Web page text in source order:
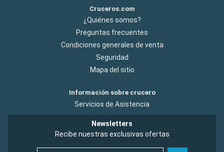
Cruceros.com
¿Quiénes somos?
Preguntas frecuentes
Condiciones generales de venta
Seguridad
Mapa del sitio
Información sobre crucero
Servicios de Asistencia
Newsletters
Recibe nuestras exclusivas ofertas